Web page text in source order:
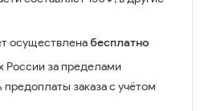
осуществленабесплатно
России за пределами
заказа с учётом